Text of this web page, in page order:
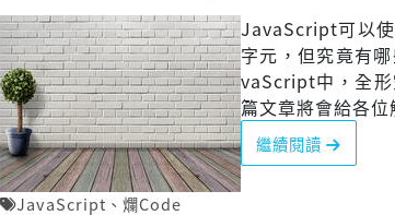
JavaScript可以
字元，但究竟有
vaScript中，全
篇文章將會給各位
繼續閱讀
JavaScript 、 爛Code